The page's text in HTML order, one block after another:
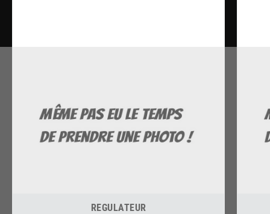
REGULATEUR